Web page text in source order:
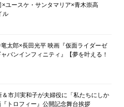
ユースケ・サンタマリア×青木崇高
ル
太郎×長田光平 映画『仮面ライダーゼ
バンインフィニティ』【夢を叶える！
市川実和子が夫婦役に「私たちにしか
トロフィー』公開記念舞台挨拶